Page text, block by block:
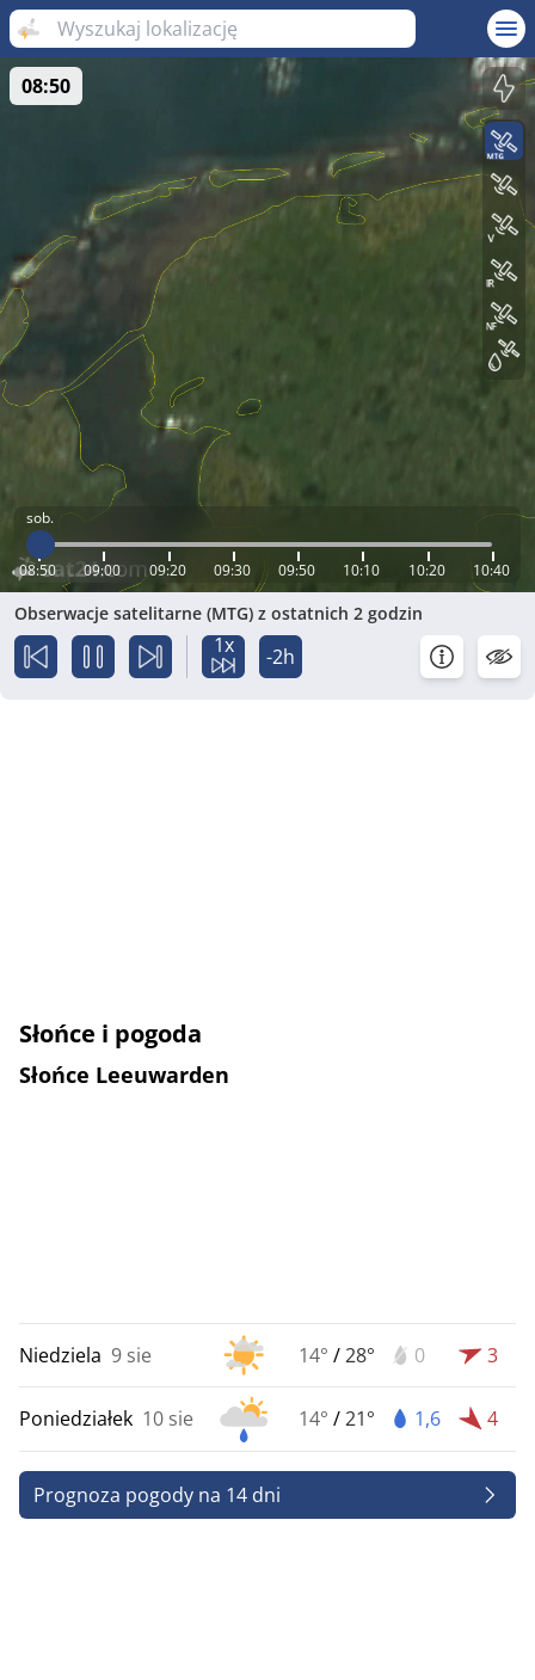
sob.
08:50 09:00 09:20 09:30 09:50 10:10 10:20 10:40
08:50
Obserwacje satelitarne (MTG) z ostatnich 2 godzin
1x -2h
Słońce i pogoda
Słońce Leeuwarden
Niedziela 9 sie 14° /28° 0 3
Poniedziałek 10 sie 14° /21° 1,6 4
Prognoza pogody na 14 dni